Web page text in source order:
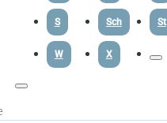
S Sch St
W X